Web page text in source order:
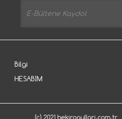
Bilgi
HESABIM
(c) 2021 bekirogullari.com.tr